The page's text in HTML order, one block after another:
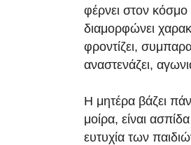
φέρνει στον κόσμο
διαμορφώνει
φροντίζει,
αναστενάζει,
Η μητέρα βάζει
μοίρα, είναι
ευτυχία των